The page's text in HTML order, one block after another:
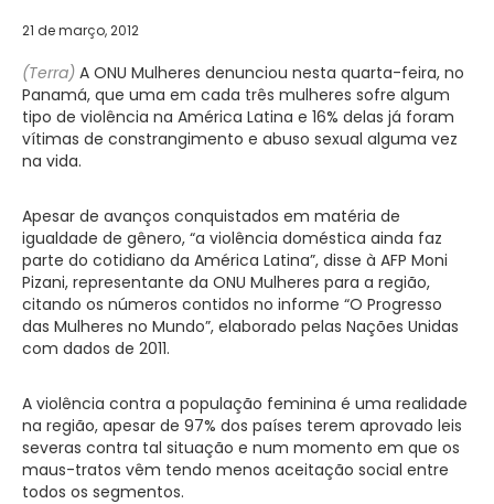
21 de março, 2012
(Terra) A ONU Mulheres denunciou nesta quarta-feira, no
Panamá, que uma em cada três mulheres sofre algum
tipo de violência na América Latina e 16% delas já foram
vítimas de constrangimento e abuso sexual alguma vez
na vida.
Apesar de avanços conquistados em matéria de
igualdade de gênero, “a violência doméstica ainda faz
parte do cotidiano da América Latina”, disse à AFP Moni
Pizani, representante da ONU Mulheres para a região,
citando os números contidos no informe “O Progresso
das Mulheres no Mundo”, elaborado pelas Nações Unidas
com dados de 2011.
A violência contra a população feminina é uma realidade
na região, apesar de 97% dos países terem aprovado leis
severas contra tal situação e num momento em que os
maus-tratos vêm tendo menos aceitação social entre
todos os segmentos.